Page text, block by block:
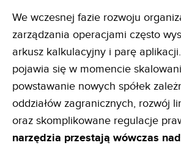
We wczesnej fazie rozwoju
zarządzania operacjami często
arkusz kalkulacyjny i parę
pojawia się w momencie
powstawanie nowych spółek
oddziałów zagranicznych, rozwój
oraz skomplikowane regulacje
narzędzia przestają wówczas